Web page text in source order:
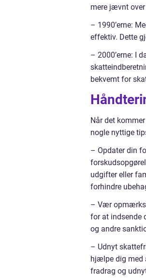
mere jævnt
– 1990’erne:
effektiv. Dette
– 2000’erne: I
bekvemt for
Når det
nogle nyttige
– Opdater din
udgifter eller
forhindre
– Vær
for at indsende
og andre
– Udnyt
hjælpe dig med
fradrag og